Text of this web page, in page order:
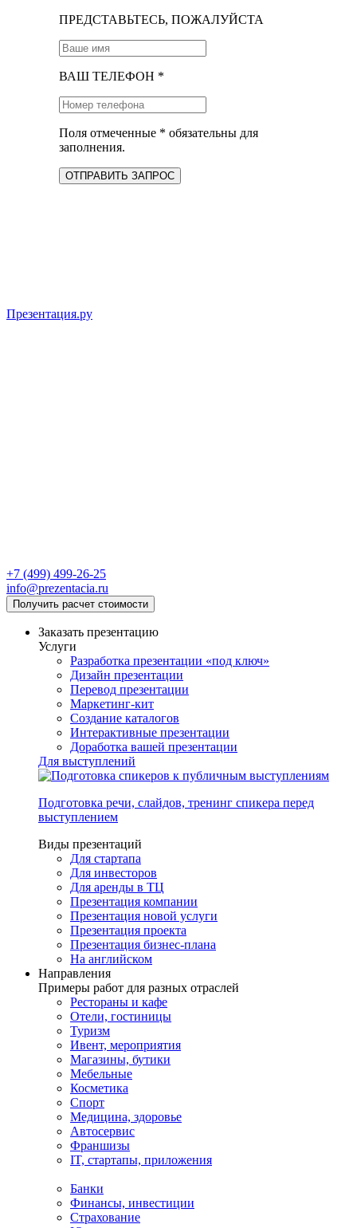
ПРЕДСТАВЬТЕСЬ, ПОЖАЛУЙСТА
ВАШ ТЕЛЕФОН *
Поля отмеченные * обязательны для
заполнения.
ОТПРАВИТЬ ЗАПРОС
Презентация.ру
+7 (499) 499-26-25
info@prezentacia.ru
Получить расчет стоимости
Заказать презентацию
Услуги
Разработка презентации «под ключ»
Дизайн презентации
Перевод презентации
Маркетинг-кит
Создание каталогов
Интерактивные презентации
Доработка вашей презентации
Для выступлений
Подготовка речи, слайдов, тренинг спикера перед
выступлением
Виды презентаций
Для стартапа
Для инвесторов
Для аренды в ТЦ
Презентация компании
Презентация новой услуги
Презентация проекта
Презентация бизнес-плана
На английском
Направления
Примеры работ для разных отраслей
Рестораны и кафе
Отели, гостиницы
Туризм
Ивент, мероприятия
Магазины, бутики
Мебельные
Косметика
Спорт
Медицина, здоровье
Автосервис
Франшизы
IT, стартапы, приложения
Банки
Финансы, инвестиции
Страхование